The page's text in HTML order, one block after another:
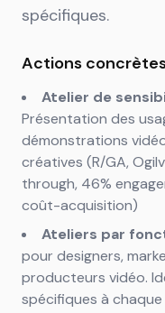
spécifiques.
Actions
Atelier de
Présentation des
démonstrations
créatives (R/GA,
through, 46%
coût-acquisition)
Ateliers par
pour designers,
producteurs vidéo.
spécifiques à chaque